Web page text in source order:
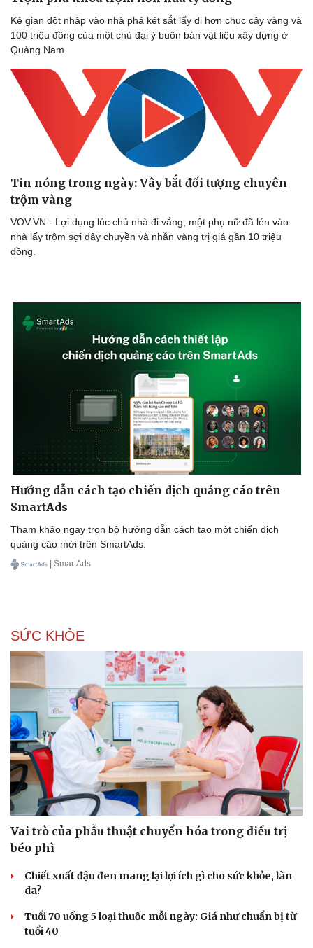
Doanh nghiệp
Thông tin doanh nghiệp
Doanh nghiệp 24h
Doanh nhân
Vì cộng đồng
Công nghệ
Tin Công nghệ
Trải nghiệm
Chuyển đổi số
Sức khỏe
Dinh dưỡng - món ngon
Cây thuốc
Sản phụ khoa
Nhi khoa
Nam khoa
Làm đẹp - giảm cân
Phòng mạch online
Đời sống
Nhà đẹp
Blog
Tình yêu - Gia đình
Kẻ gian đột nhập vào nhà phá két sắt lấy đi hơn chục cây vàng và
100 triệu đồng của một chủ đại ý buôn bán vật liệu xây dựng ở
Quảng Nam.
Tin nóng trong ngày: Vây bắt đối tượng chuyên
trộm vàng
VOV.VN - Lợi dụng lúc chủ nhà đi vắng, một phụ nữ đã lén vào
nhà lấy trộm sợi dây chuyền và nhẫn vàng trị giá gần 10 triệu
đồng.
Hướng dẫn cách tạo chiến dịch quảng cáo trên
SmartAds
Tham khảo ngay trọn bộ hướng dẫn cách tạo một chiến dịch
quảng cáo mới trên SmartAds.
| SmartAds
SỨC KHỎE
Vai trò của phẫu thuật chuyển hóa trong điều trị
béo phì
Chiết xuất đậu đen mang lại lợi ích gì cho sức khỏe, làn
da?
Tuổi 70 uống 5 loại thuốc mỗi ngày: Giá như chuẩn bị từ
tuổi 40